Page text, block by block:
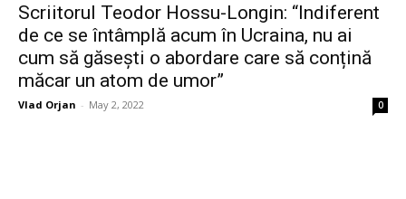
Scriitorul Teodor Hossu-Longin: “Indiferent
de ce se întâmplă acum în Ucraina, nu ai
cum să găsești o abordare care să conțină
măcar un atom de umor”
Vlad Orjan - May 2, 2022 0